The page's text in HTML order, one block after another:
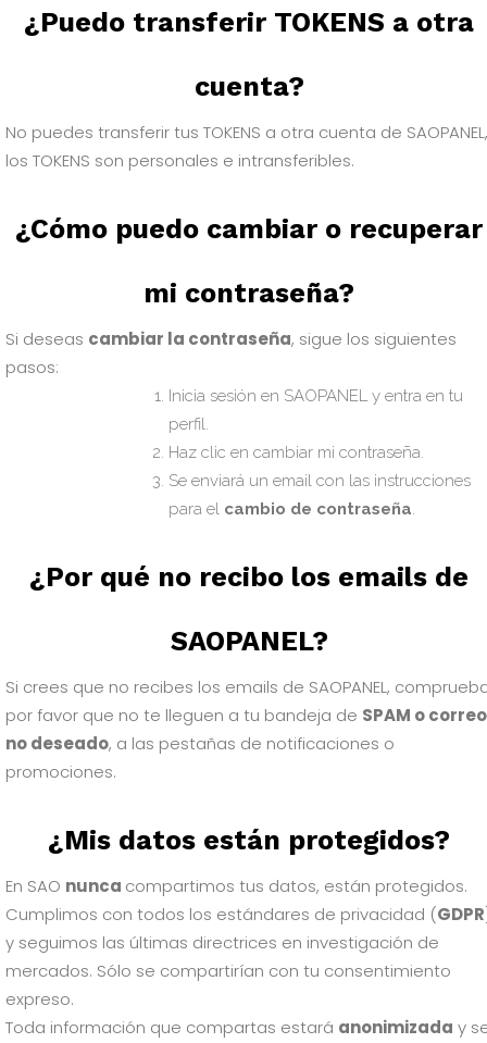
¿Puedo transferir TOKENS a otra
cuenta?
No puedes transferir tus TOKENS a otra cuenta de SAOPANEL,
los TOKENS son personales e intransferibles.
¿Cómo puedo cambiar o recuperar
mi contraseña?
Si deseas cambiar la contraseña, sigue los siguientes
pasos:
Inicia sesión en SAOPANEL y entra en tu
perfil.
Haz clic en cambiar mi contraseña.
Se enviará un email con las instrucciones
para el cambio de contraseña.
¿Por qué no recibo los emails de
SAOPANEL?
Si crees que no recibes los emails de SAOPANEL,
por favor que no te lleguen a tu bandeja de SPAM o correo
no deseado, a las pestañas de notificaciones o
promociones.
¿Mis datos están protegidos?
En SAO nunca compartimos tus datos, están protegidos.
Cumplimos con todos los estándares de privacidad (GDPR
y seguimos las últimas directrices en investigación de
mercados. Sólo se compartirían con tu consentimiento
expreso.
Toda información que compartas estará anonimizada y